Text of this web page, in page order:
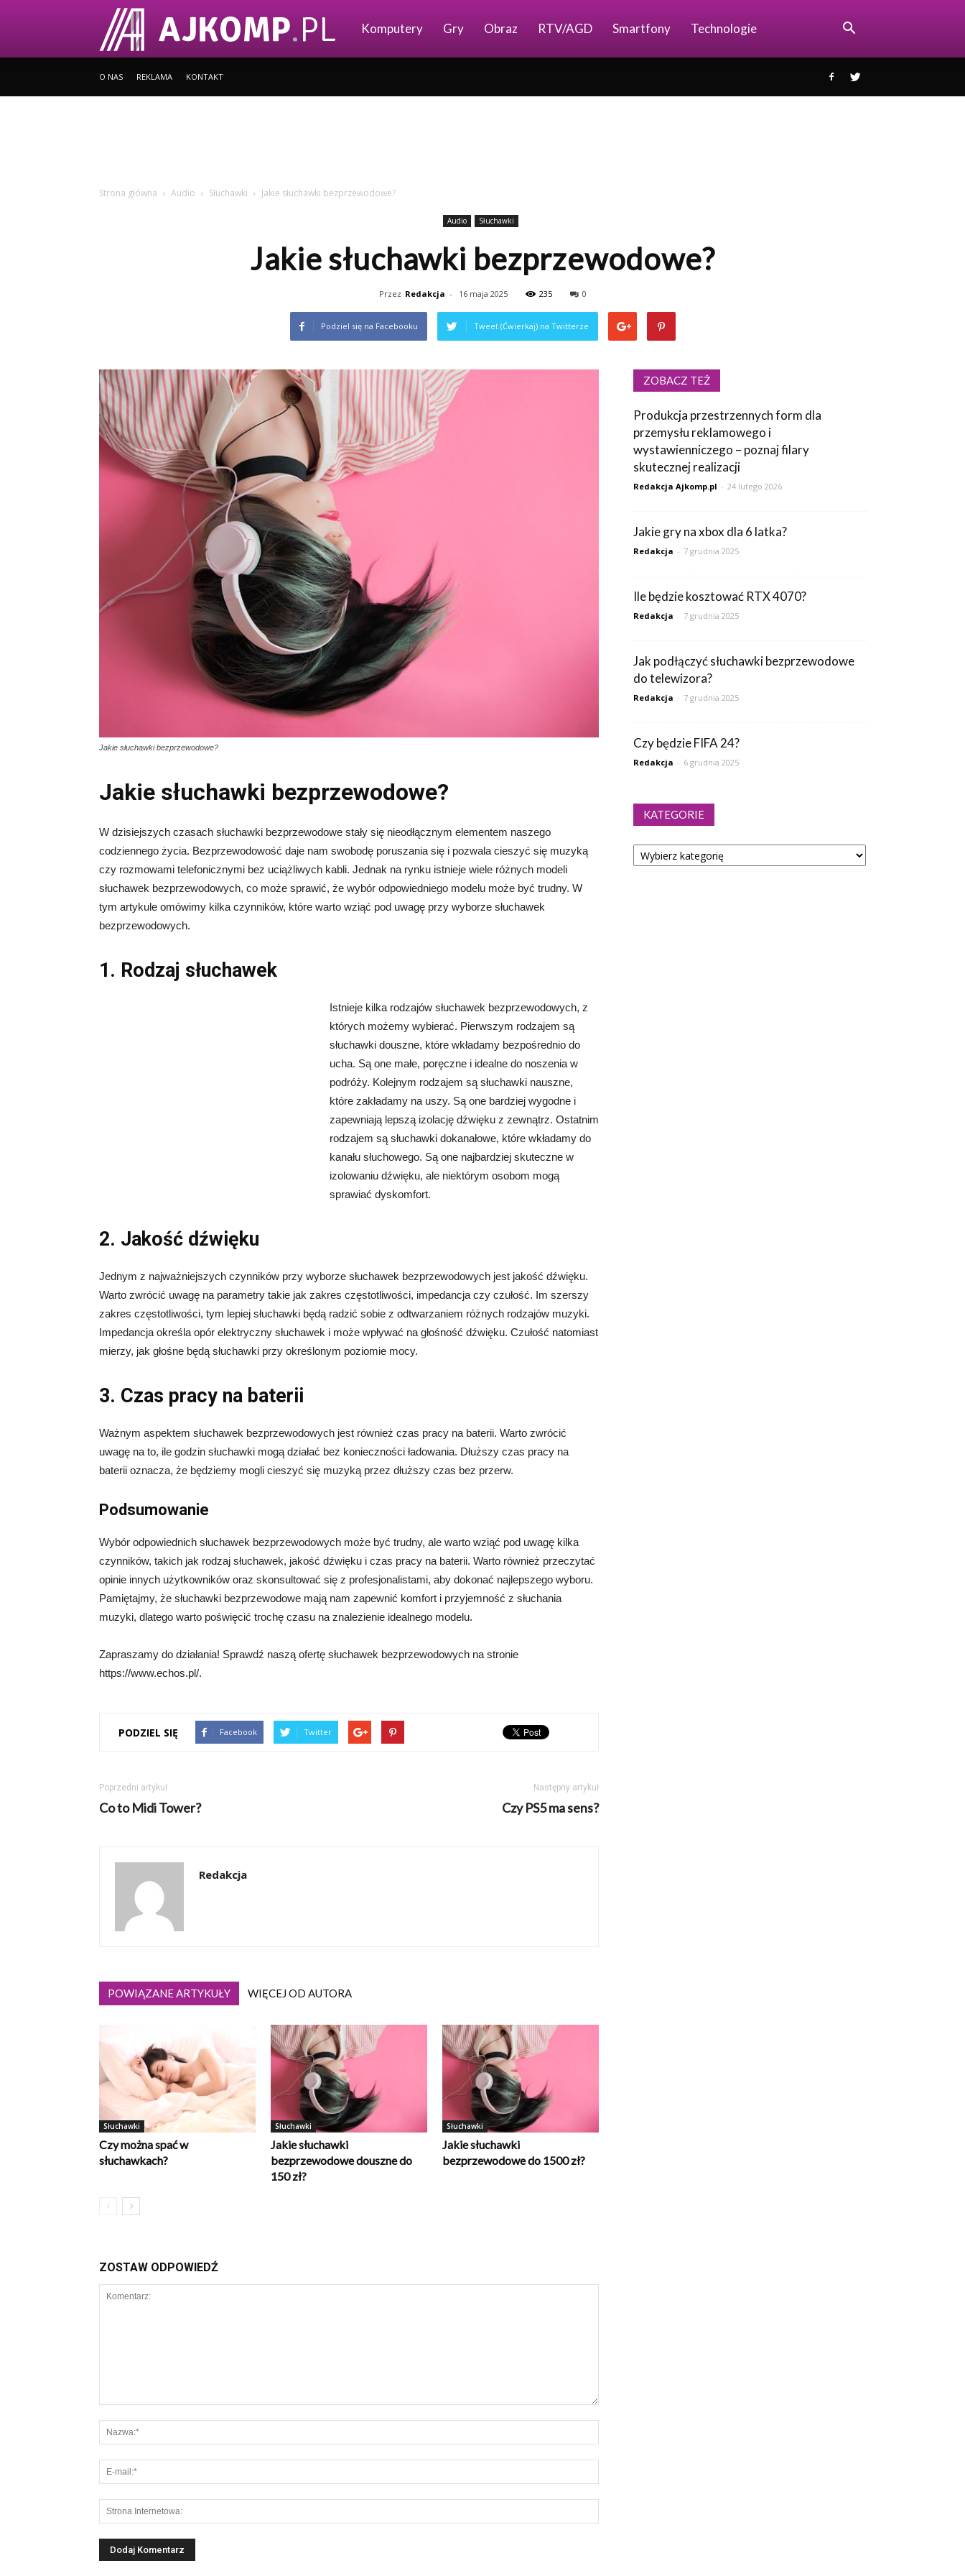
Ajkomp.pl
Komputery Gry Obraz RTV/AGD Smartfony Technologie
O NAS REKLAMA KONTAKT
Strona główna Audio Słuchawki Jakie słuchawki bezprzewodowe?
Audio Słuchawki
Jakie słuchawki bezprzewodowe?
Przez Redakcja - 16 maja 2025 235 0
Podziel się na Facebooku Tweet (Ćwierkaj) na Twitterze
Jakie słuchawki bezprzewodowe?
Jakie słuchawki bezprzewodowe?
W dzisiejszych czasach słuchawki bezprzewodowe stały się nieodłącznym elementem naszego
codziennego życia. Bezprzewodowość daje nam swobodę poruszania się i pozwala cieszyć się muzyką
czy rozmowami telefonicznymi bez uciążliwych kabli. Jednak na rynku istnieje wiele różnych modeli
słuchawek bezprzewodowych, co może sprawić, że wybór odpowiedniego modelu może być trudny. W
tym artykule omówimy kilka czynników, które warto wziąć pod uwagę przy wyborze słuchawek
bezprzewodowych.
1. Rodzaj słuchawek
Istnieje kilka rodzajów słuchawek bezprzewodowych, z
których możemy wybierać. Pierwszym rodzajem są
słuchawki douszne, które wkładamy bezpośrednio do
ucha. Są one małe, poręczne i idealne do noszenia w
podróży. Kolejnym rodzajem są słuchawki nauszne,
które zakładamy na uszy. Są one bardziej wygodne i
zapewniają lepszą izolację dźwięku z zewnątrz. Ostatnim
rodzajem są słuchawki dokanałowe, które wkładamy do
kanału słuchowego. Są one najbardziej skuteczne w
izolowaniu dźwięku, ale niektórym osobom mogą
sprawiać dyskomfort.
2. Jakość dźwięku
Jednym z najważniejszych czynników przy wyborze słuchawek bezprzewodowych jest jakość dźwięku.
Warto zwrócić uwagę na parametry takie jak zakres częstotliwości, impedancja czy czułość. Im szerszy
zakres częstotliwości, tym lepiej słuchawki będą radzić sobie z odtwarzaniem różnych rodzajów muzyki.
Impedancja określa opór elektryczny słuchawek i może wpływać na głośność dźwięku. Czułość natomiast
mierzy, jak głośne będą słuchawki przy określonym poziomie mocy.
3. Czas pracy na baterii
Ważnym aspektem słuchawek bezprzewodowych jest również czas pracy na baterii. Warto zwrócić
uwagę na to, ile godzin słuchawki mogą działać bez konieczności ładowania. Dłuższy czas pracy na
baterii oznacza, że będziemy mogli cieszyć się muzyką przez dłuższy czas bez przerw.
Podsumowanie
Wybór odpowiednich słuchawek bezprzewodowych może być trudny, ale warto wziąć pod uwagę kilka
czynników, takich jak rodzaj słuchawek, jakość dźwięku i czas pracy na baterii. Warto również przeczytać
opinie innych użytkowników oraz skonsultować się z profesjonalistami, aby dokonać najlepszego wyboru.
Pamiętajmy, że słuchawki bezprzewodowe mają nam zapewnić komfort i przyjemność z słuchania
muzyki, dlatego warto poświęcić trochę czasu na znalezienie idealnego modelu.
Zapraszamy do działania! Sprawdź naszą ofertę słuchawek bezprzewodowych na stronie
https://www.echos.pl/.
PODZIEL SIĘ Facebook Twitter
Poprzedni artykuł
Co to Midi Tower?
Następny artykuł
Czy PS5 ma sens?
Redakcja
POWIĄZANE ARTYKUŁY WIĘCEJ OD AUTORA
Słuchawki
Czy można spać w
słuchawkach?
Słuchawki
Jakie słuchawki
bezprzewodowe douszne do
150 zł?
Słuchawki
Jakie słuchawki
bezprzewodowe do 1500 zł?
ZOSTAW ODPOWIEDŹ
ZOBACZ TEŻ
Produkcja przestrzennych form dla
przemysłu reklamowego i
wystawienniczego – poznaj filary
skutecznej realizacji
Redakcja Ajkomp.pl - 24 lutego 2026
Jakie gry na xbox dla 6 latka?
Redakcja - 7 grudnia 2025
Ile będzie kosztować RTX 4070?
Redakcja - 7 grudnia 2025
Jak podłączyć słuchawki bezprzewodowe
do telewizora?
Redakcja - 7 grudnia 2025
Czy będzie FIFA 24?
Redakcja - 6 grudnia 2025
KATEGORIE
Kategorie